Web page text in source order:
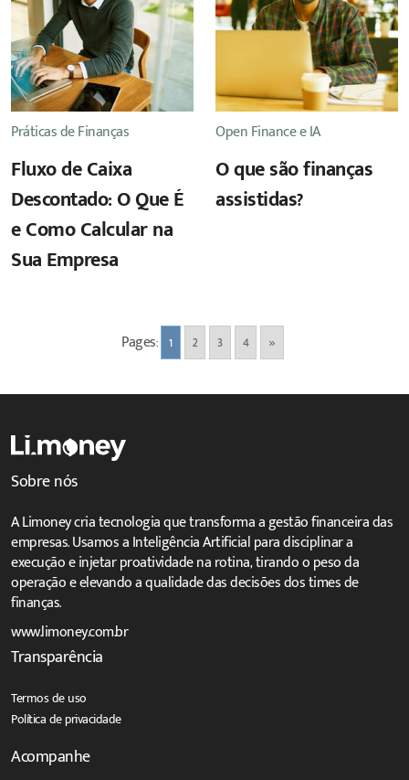
Práticas de Finanças
Fluxo de Caixa
Descontado: O Que É
e Como Calcular na
Sua Empresa
Open Finance e IA
O que são finanças
assistidas?
Pages: 1 2 3 4 »
Sobre nós
A Limoney cria tecnologia que transforma a gestão financeira das
empresas. Usamos a Inteligência Artificial para disciplinar a
execução e injetar proatividade na rotina, tirando o peso da
operação e elevando a qualidade das decisões dos times de
finanças.
www.limoney.com.br
Transparência
Termos de uso
Política de privacidade
Acompanhe